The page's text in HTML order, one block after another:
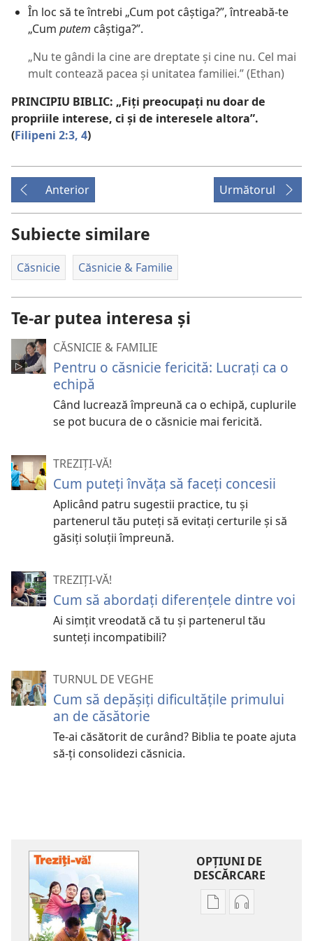
În loc să te întrebi „Cum pot câștiga?”, întreabă-te
„Cum putem câștiga?”.
„Nu te gândi la cine are dreptate și cine nu. Cel mai
mult contează pacea și unitatea familiei.” (Ethan)
PRINCIPIU BIBLIC: „Fiți preocupați nu doar de
propriile interese, ci și de interesele altora”.
(Filipeni 2:3, 4)
Anterior Următorul
Subiecte similare
Căsnicie Căsnicie & Familie
Te-ar putea interesa și
CĂSNICIE & FAMILIE
Pentru o căsnicie fericită: Lucrați ca o
echipă
Când lucrează împreună ca o echipă, cuplurile
se pot bucura de o căsnicie mai fericită.
TREZIȚI-VĂ!
Cum puteţi învăţa să faceţi concesii
Aplicând patru sugestii practice, tu şi
partenerul tău puteţi să evitaţi certurile şi să
găsiţi soluţii împreună.
TREZIȚI-VĂ!
Cum să abordaţi diferenţele dintre voi
Ai simţit vreodată că tu şi partenerul tău
sunteţi incompatibili?
TURNUL DE VEGHE
Cum să depăşiţi dificultăţile primului
an de căsătorie
Te-ai căsătorit de curând? Biblia te poate ajuta
să-ţi consolidezi căsnicia.
OPŢIUNI DE
DESCĂRCARE
OpțiuniOpțiuni